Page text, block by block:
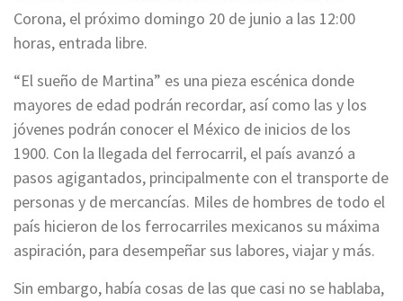
Corona, el próximo domingo 20 de junio a las 12:00
horas, entrada libre.
“El sueño de Martina” es una pieza escénica donde
mayores de edad podrán recordar, así como las y los
jóvenes podrán conocer el México de inicios de los
1900. Con la llegada del ferrocarril, el país avanzó a
pasos agigantados, principalmente con el transporte de
personas y de mercancías. Miles de hombres de todo el
país hicieron de los ferrocarriles mexicanos su máxima
aspiración, para desempeñar sus labores, viajar y más.
Sin embargo, había cosas de las que casi no se hablaba,